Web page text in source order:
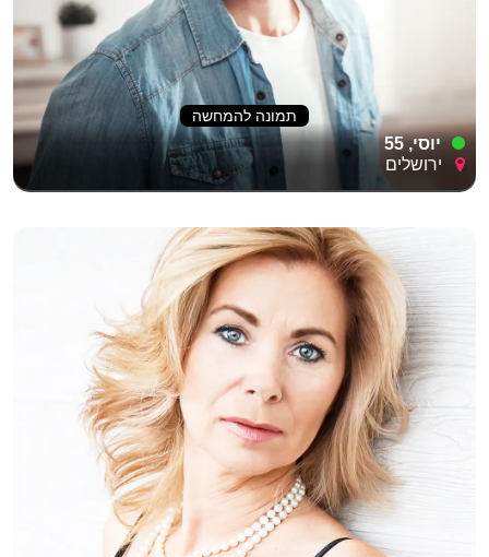
תמונה להמחשה
יוסי, 55
ירושלים